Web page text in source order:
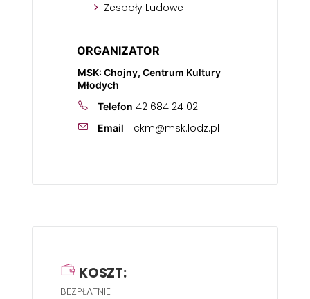
Zespoły Ludowe
ORGANIZATOR
MSK: Chojny, Centrum Kultury
Młodych
Telefon 42 684 24 02
Email ckm@msk.lodz.pl
KOSZT:
BEZPŁATNIE